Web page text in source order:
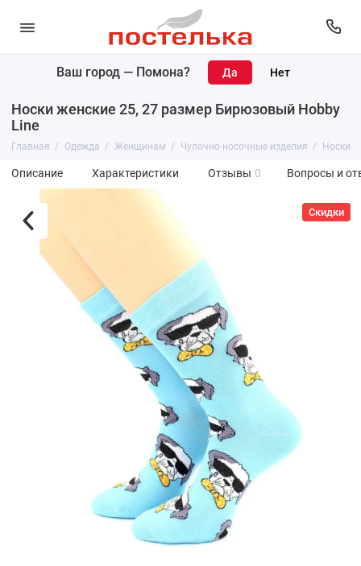
Ваш город — Помона?
Носки женские 25, 27 размер Бирюзовый Hobby
Line
Главная Одежда Женщинам Чулочно-носочные изделия Носки
Описание Характеристики Отзывы 0 Вопросы и
Скидки